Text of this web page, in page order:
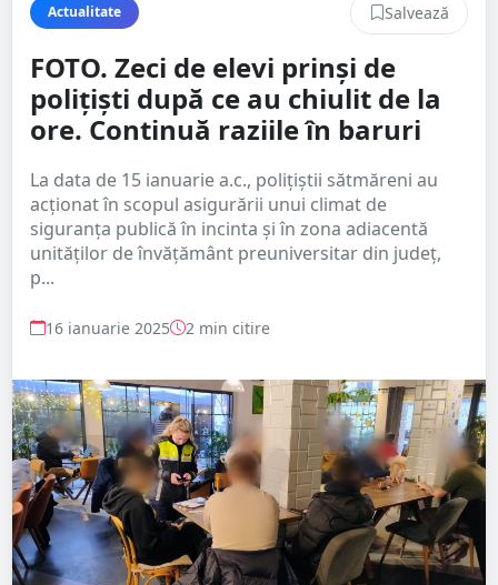
Actualitate Salvează
FOTO. Zeci de elevi prinși de
polițiști după ce au chiulit de la
ore. Continuă raziile în baruri
La data de 15 ianuarie a.c., polițiștii sătmăreni au
acționat în scopul asigurării unui climat de
siguranța publică în incinta și în zona adiacentă
unităților de învățământ preuniversitar din județ,
p...
16 ianuarie 2025 2 min citire